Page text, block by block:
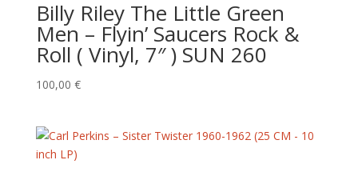
Billy Riley The Little Green
Men – Flyin’ Saucers Rock &
Roll ( Vinyl, 7″ ) SUN 260
100,00 €